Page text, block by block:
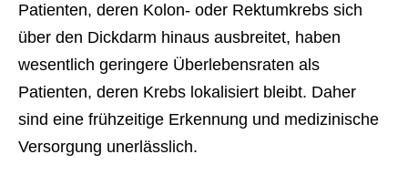
Patienten, deren Kolon- oder Rektumkrebs sich
über den Dickdarm hinaus ausbreitet, haben
wesentlich geringere Überlebensraten als
Patienten, deren Krebs lokalisiert bleibt. Daher
sind eine frühzeitige Erkennung und medizinische
Versorgung unerlässlich.